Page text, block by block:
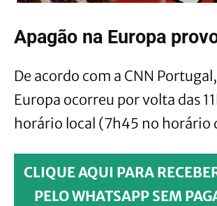
Apagão na Europa
De acordo com a CNN
Europa ocorreu por volta das
horário local (7h45 no horário
CLIQUE AQUI PARA
PELO WHATSAPP SEM